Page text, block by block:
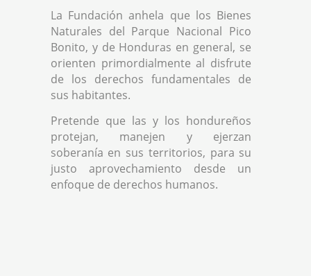
La Fundación anhela que los Bienes
Naturales del Parque Nacional Pico
Bonito, y de Honduras en general, se
orienten primordialmente al disfrute
de los derechos fundamentales de
sus habitantes.
Pretende que las y los hondureños
protejan, manejen y ejerzan
soberanía en sus territorios, para su
justo aprovechamiento desde un
enfoque de derechos humanos.